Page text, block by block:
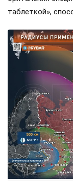
таблеткой»,